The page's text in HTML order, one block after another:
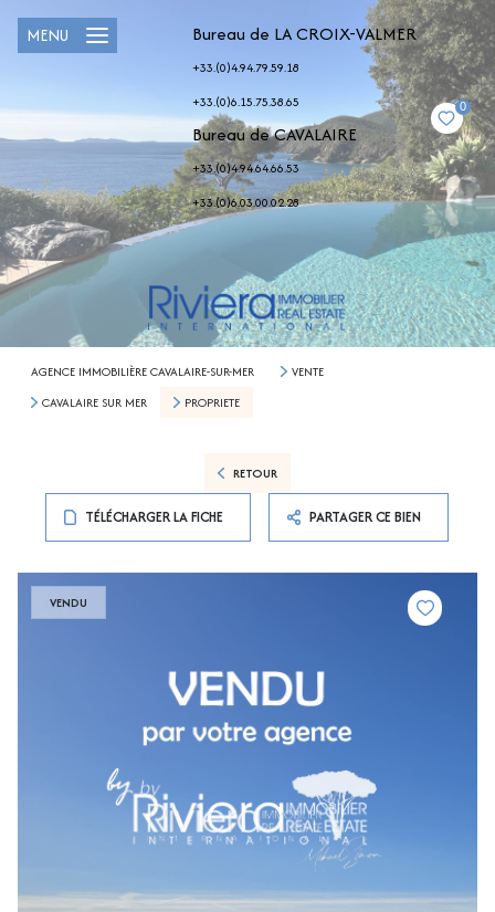
Bureau de LA CROIX-VALMER
+33.(0)4.94.79.59.18
+33.(0)6.15.75.38.65
Bureau de CAVALAIRE
+33.(0)4.94.64.66.53
+33.(0)6.03.00.02.28
0
MENU
AGENCE IMMOBILIÈRE CAVALAIRE-SUR-MER
VENTE
CAVALAIRE SUR MER
PROPRIETE
RETOUR
TÉLÉCHARGER LA FICHE PARTAGER CE BIEN
VENDU